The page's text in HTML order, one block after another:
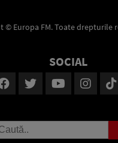
© Europa FM. Toate drepturile
SOCIAL